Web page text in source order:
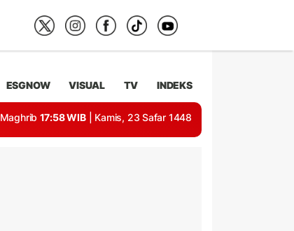
ESGNOW VISUAL TV INDEKS
Maghrib 17:58 WIB | Kamis, 23 Safar 1448